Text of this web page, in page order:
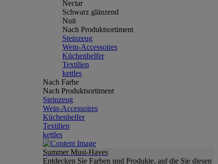
Nectar
Schwarz glänzend
Nuit
Nach Produktsortiment
Steinzeug
Wein-Accessoires
Küchenhelfer
Textilien
kettles
Nach Farbe
Nach Produktsortiment
Steinzeug
Wein-Accessoires
Küchenhelfer
Textilien
kettles
Summer Must-Haves
Entdecken Sie Farben und Produkte, auf die Sie diesen